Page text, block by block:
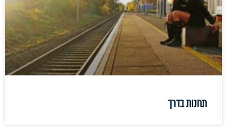
תחנות בדרך